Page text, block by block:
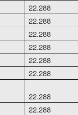
22.288
22.288
22.288
22.288
22.288
22.288
22.288
22.288